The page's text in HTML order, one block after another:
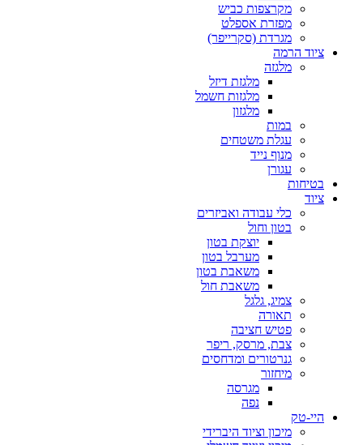
מקרצפות כביש
מפזרת אספלט
מגרדת (סקרייפר)
ציוד הרמה
מלגזה
מלגזת דיזל
מלגזות חשמל
מלגזון
במות
עגלת משטחים
מנוף נייד
עגורן
בטיחות
ציוד
כלי עבודה ואביזרים
בטון וחול
יוצקת בטון
מערבל בטון
משאבת בטון
משאבת חול
צמיג, גלגל
תאורה
פטיש חציבה
צבת, מרסק, ריפר
גנרטורים ומדחסים
מיחזור
מגרסה
נפה
היי-טק
מיכון וציוד היברידי